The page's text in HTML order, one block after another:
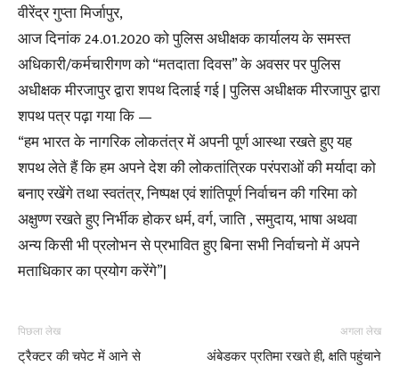
वीरेंद्र गुप्ता मिर्जापुर,
आज दिनांक 24.01.2020 को पुलिस अधीक्षक कार्यालय के समस्त
अधिकारी/कर्मचारीगण को “मतदाता दिवस” के अवसर पर पुलिस
अधीक्षक मीरजापुर द्वारा शपथ दिलाई गई | पुलिस अधीक्षक मीरजापुर द्वारा
शपथ पत्र पढ़ा गया कि —
“हम भारत के नागरिक लोकतंत्र में अपनी पूर्ण आस्था रखते हुए यह
शपथ लेते हैं कि हम अपने देश की लोकतांत्रिक परंपराओं की मर्यादा को
बनाए रखेंगे तथा स्वतंत्र, निष्पक्ष एवं शांतिपूर्ण निर्वाचन की गरिमा को
अक्षुण्ण रखते हुए निर्भीक होकर धर्म, वर्ग, जाति , समुदाय, भाषा अथवा
अन्य किसी भी प्रलोभन से प्रभावित हुए बिना सभी निर्वाचनो में अपने
मताधिकार का प्रयोग करेंगे”|
पिछला लेख
ट्रैक्टर की चपेट में आने से
अगला लेख
अंबेडकर प्रतिमा रखते ही, क्षति पहुंचाने